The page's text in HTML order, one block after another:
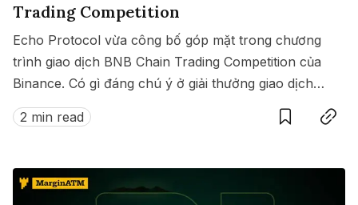
Trading Competition
Echo Protocol vừa công bố góp mặt trong chương
trình giao dịch BNB Chain Trading Competition của
Binance. Có gì đáng chú ý ở giải thưởng giao dịch
này?
2 min read
SaveCopy link